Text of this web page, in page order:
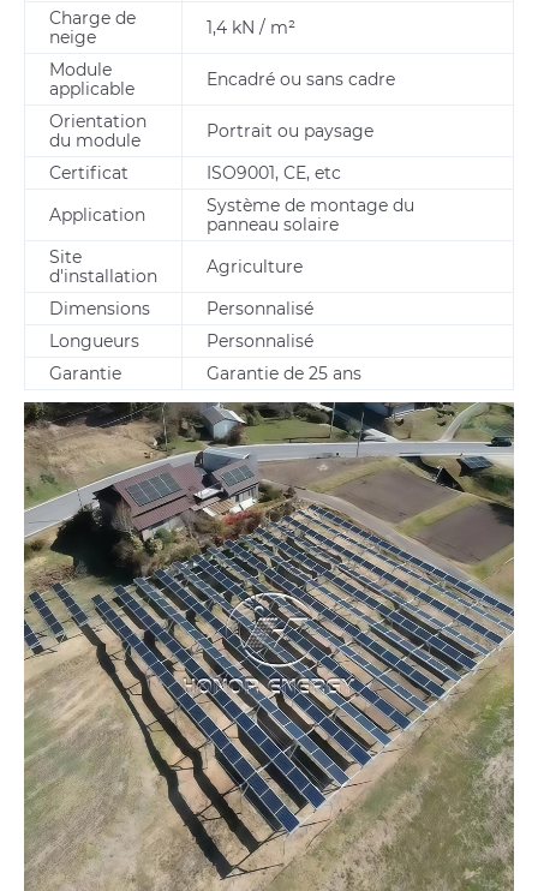
Charge de
neige
1,4 kN / m²
Module
applicable
Encadré ou sans cadre
Orientation
du module
Portrait ou paysage
Certificat
ISO9001, CE, etc
Application
Système de montage du
panneau solaire
Site
d'installation
Agriculture
Dimensions
Personnalisé
Longueurs
Personnalisé
Garantie
Garantie de 25 ans